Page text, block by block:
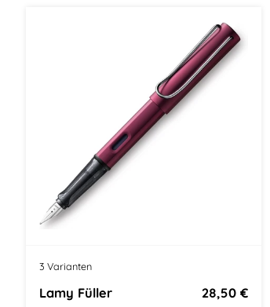
3 Varianten
Lamy Füller 28,50 €